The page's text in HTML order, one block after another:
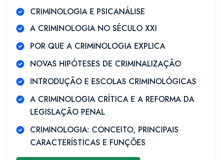
CRIMINOLOGIA E PSICANÁLISE
A CRIMINOLOGIA NO SÉCULO XXI
POR QUE A CRIMINOLOGIA EXPLICA
NOVAS HIPÓTESES DE CRIMINALIZAÇÃO
INTRODUÇÃO E ESCOLAS CRIMINOLÓGICAS
A CRIMINOLOGIA CRÍTICA E A REFORMA DA
LEGISLAÇÃO PENAL
CRIMINOLOGIA: CONCEITO, PRINCIPAIS
CARACTERÍSTICAS E FUNÇÕES